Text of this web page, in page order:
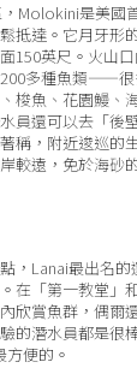
Molokini是美國
抵達。它月牙形
150英尺。火山
多種魚類——
梭魚、花園鰻、
員還可以去「後
稱，附近逡巡的
較遠，免於海砂
，Lanai最出名
「第一教堂」
欣賞魚群，偶爾
的潛水員都是很
便的。